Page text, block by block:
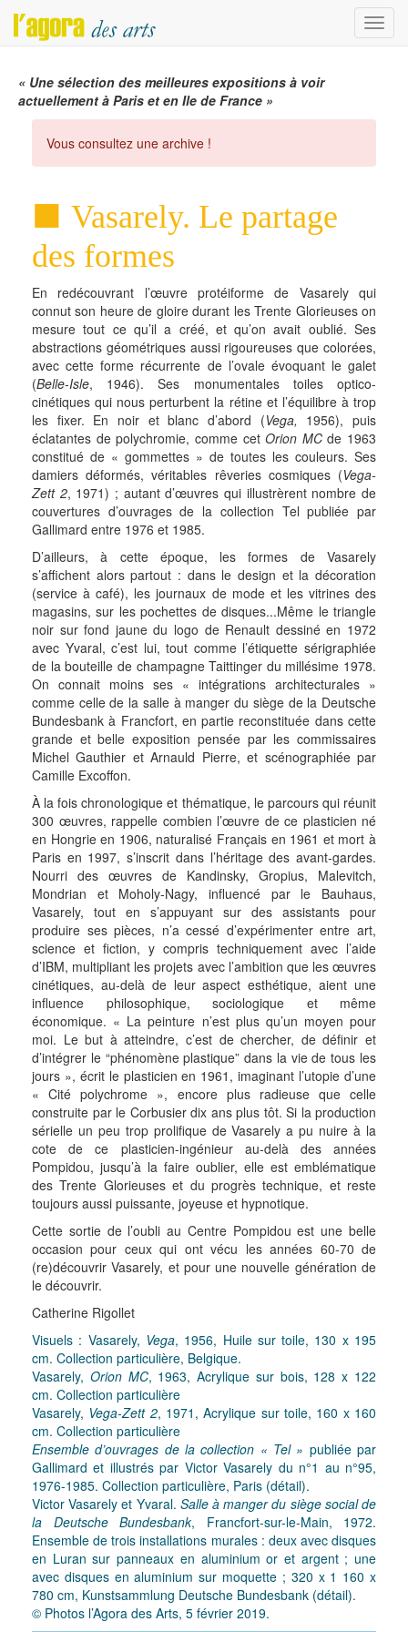
Menu
« Une sélection des meilleures expositions à voir
actuellement à Paris et en Ile de France »
Vous consultez une archive !
Vasarely. Le partage
des formes
En redécouvrant l’œuvre protéiforme de Vasarely qui
connut son heure de gloire durant les Trente Glorieuses on
mesure tout ce qu’il a créé, et qu’on avait oublié. Ses
abstractions géométriques aussi rigoureuses que colorées,
avec cette forme récurrente de l’ovale évoquant le galet
(Belle-Isle, 1946). Ses monumentales toiles optico-
cinétiques qui nous perturbent la rétine et l’équilibre à trop
les fixer. En noir et blanc d’abord (Vega, 1956), puis
éclatantes de polychromie, comme cetOrion MCde 1963
constitué de « gommettes » de toutes les couleurs. Ses
damiers déformés, véritables rêveries cosmiques (Vega-
Zett 2, 1971) ; autant d’œuvres qui illustrèrent nombre de
couvertures d’ouvrages de la collection Tel publiée par
Gallimard entre 1976 et 1985.
D’ailleurs, à cette époque, les formes de Vasarely
s’affichent alors partout : dans le design et la décoration
(service à café), les journaux de mode et les vitrines des
magasins, sur les pochettes de disques...Même le triangle
noir sur fond jaune du logo de Renault dessiné en 1972
avec Yvaral, c’est lui, tout comme l’étiquette sérigraphiée
de la bouteille de champagne Taittinger du millésime 1978.
On connait moins ses « intégrations architecturales »
comme celle de la salle à manger du siège de la Deutsche
Bundesbank à Francfort, en partie reconstituée dans cette
grande et belle exposition pensée par les commissaires
Michel Gauthier et Arnauld Pierre, et scénographiée par
Camille Excoffon.
À la fois chronologique et thématique, le parcours qui réunit
300 œuvres, rappelle combien l’œuvre de ce plasticien né
en Hongrie en 1906, naturalisé Français en 1961 et mort à
Paris en 1997, s’inscrit dans l’héritage des avant-gardes.
Nourri des œuvres de Kandinsky, Gropius, Malevitch,
Mondrian et Moholy-Nagy, influencé par le Bauhaus,
Vasarely, tout en s’appuyant sur des assistants pour
produire ses pièces, n’a cessé d’expérimenter entre art,
science et fiction, y compris techniquement avec l’aide
d’IBM, multipliant les projets avec l’ambition que les œuvres
cinétiques, au-delà de leur aspect esthétique, aient une
influence philosophique, sociologique et même
économique. « La peinture n’est plus qu’un moyen pour
moi. Le but à atteindre, c’est de chercher, de définir et
d’intégrer le “phénomène plastique” dans la vie de tous les
jours », écrit le plasticien en 1961, imaginant l’utopie d’une
« Cité polychrome », encore plus radieuse que celle
construite par le Corbusier dix ans plus tôt. Si la production
sérielle un peu trop prolifique de Vasarely a pu nuire à la
cote de ce plasticien-ingénieur au-delà des années
Pompidou, jusqu’à la faire oublier, elle est emblématique
des Trente Glorieuses et du progrès technique, et reste
toujours aussi puissante, joyeuse et hypnotique.
Cette sortie de l’oubli au Centre Pompidou est une belle
occasion pour ceux qui ont vécu les années 60-70 de
(re)découvrir Vasarely, et pour une nouvelle génération de
le découvrir.
Catherine Rigollet
Visuels : Vasarely, Vega, 1956, Huile sur toile, 130 x 195
cm. Collection particulière, Belgique.
Vasarely, Orion MC, 1963, Acrylique sur bois, 128 x 122
cm. Collection particulière
Vasarely, Vega-Zett 2, 1971, Acrylique sur toile, 160 x 160
cm. Collection particulière
Ensemble d’ouvrages de la collection « Tel » publiée par
Gallimard et illustrés par Victor Vasarely du n°1 au n°95,
1976-1985. Collection particulière, Paris (détail).
Victor Vasarely et Yvaral. Salle à manger du siège social de
la Deutsche Bundesbank, Francfort-sur-le-Main, 1972.
Ensemble de trois installations murales : deux avec disques
en Luran sur panneaux en aluminium or et argent ; une
avec disques en aluminium sur moquette ; 320 x 1 160 x
780 cm, Kunstsammlung Deutsche Bundesbank (détail).
© Photos l’Agora des Arts, 5 février 2019.